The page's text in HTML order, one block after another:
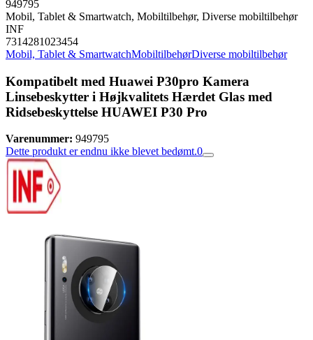
949795
Mobil, Tablet & Smartwatch, Mobiltilbehør, Diverse mobiltilbehør
INF
7314281023454
Mobil, Tablet & SmartwatchMobiltilbehørDiverse mobiltilbehør
Kompatibelt med Huawei P30pro Kamera
Linsebeskytter i Højkvalitets Hærdet Glas med
Ridsebeskyttelse HUAWEI P30 Pro
Varenummer: 949795
Dette produkt er endnu ikke blevet bedømt.0